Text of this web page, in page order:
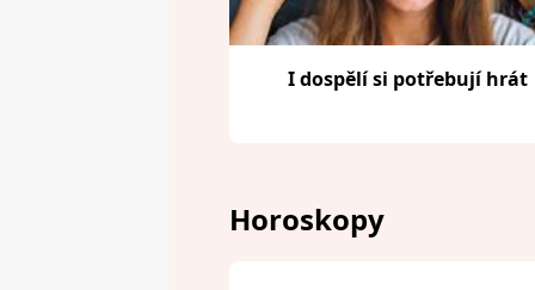
I dospělí si potřebují hrát
Horoskopy